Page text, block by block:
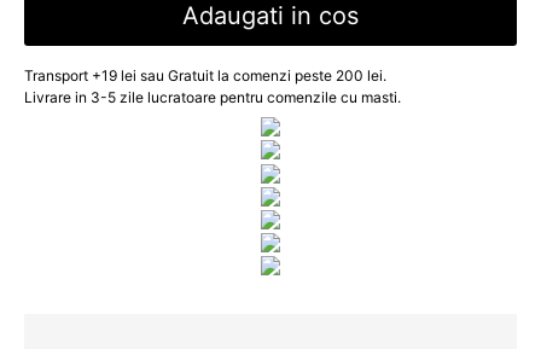
Adaugati in cos
Transport +19 lei sau Gratuit la comenzi peste 200 lei.
Livrare in 3-5 zile lucratoare pentru comenzile cu masti.